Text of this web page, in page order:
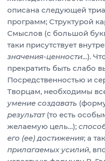
описана следующей
программ; Структурой
Смыслов (с большой
таки присутствует
значения-ценности…).
прекратить быть слабо
Посредственностью и
Творцам, необходимы
умение создавать
результат (то есть
желаемую цель…);
его (ее) достижения; а
прилагаемых усилий,